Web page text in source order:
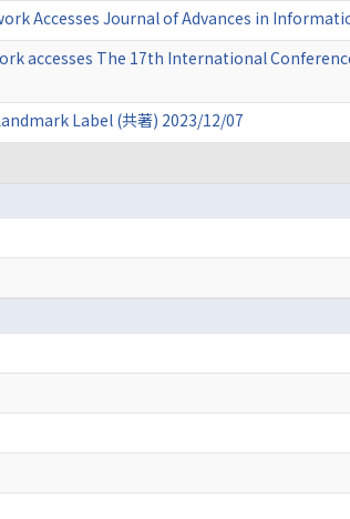
Accesses Journal of Advances in
accesses The 17th International
Label (共著) 2023/12/07